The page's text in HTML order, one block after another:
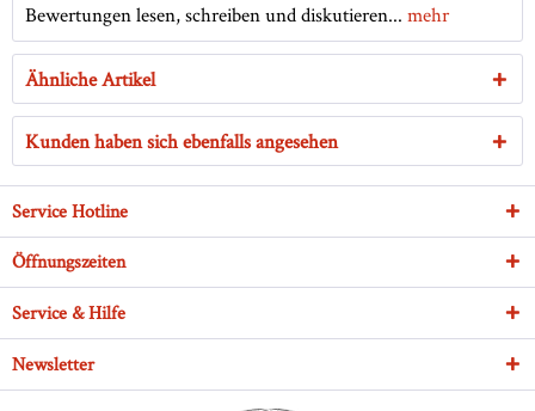
Bewertungen lesen, schreiben und diskutieren... mehr
Ähnliche Artikel
Kunden haben sich ebenfalls angesehen
Service Hotline
Öffnungszeiten
Service & Hilfe
Newsletter